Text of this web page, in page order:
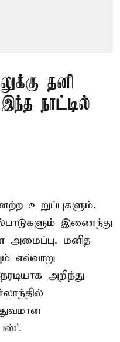
தனி
நாட்டில்
உறுப்புகளும்,
இணைந்து
அமைப்பு. மனித
எவ்வாறு
அறிந்து